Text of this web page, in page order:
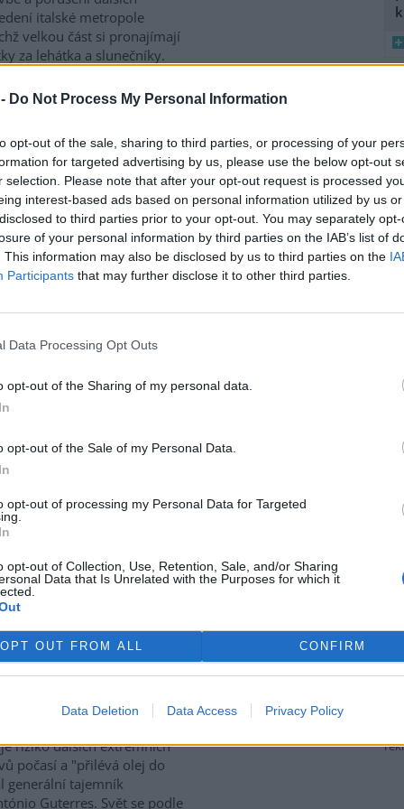
Do Not Process My Personal Information
opt-out of the sale, sharing to third parties, or processing of your
for targeted advertising by us, please use the below opt-out
selection. Please note that after your opt-out request is processed
interest-based ads based on personal information utilized by us
to third parties prior to your opt-out. You may separately
of your personal information by third parties on the IAB’s list of
This information may also be disclosed by us to third parties on the
Participants that may further disclose it to other third parties.
Data Processing Opt Outs
opt-out of the Sharing of my personal data.
opt-out of the Sale of my Personal Data.
opt-out of processing my Personal Data for Targeted
opt-out of Collection, Use, Retention, Sale, and/or Sharing
Data that Is Unrelated with the Purposes for which it
OPT OUT FROM ALL CONFIRM
Data Deletion Data Access Privacy Policy
italské metropole
velkou část si pronajímají
za lehátka a slunečníky.
pláže i v dalších
Apulii, napsala dnes
kratom
kratom ukazují, proč záleží na
výběru dodavatelů.
vědci napočítali
2
druhů ryb napočítali vědci v
Mrtvém rameni
Moravy na jihu Olomouce,
obnova byla dokončena loni
protipovodňových
obratlovců Akademie
ryby přirozeně rozmnožují.
území sledovat
a zvyšuje riziko
by podle vědců mohl
riziko dalších extrémních
počasí a "přilévá olej do
generální tajemník
Guterres. Svět se podle